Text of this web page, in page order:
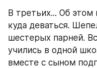
В третьих... Об этом
куда деваться.
шестерых парней.
учились в одной
вместе с сыном